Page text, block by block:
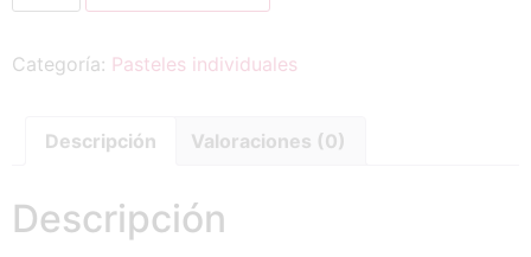
Categoría: Pasteles individuales
Descripción Valoraciones (0)
Descripción